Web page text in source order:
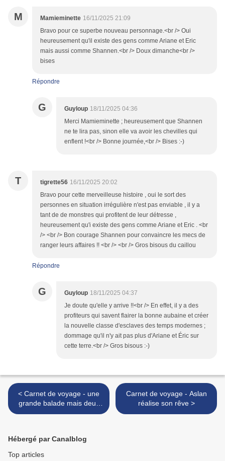
M Mamieminette 16/11/2025 21:09
Bravo pour ce superbe nouveau personnage.<br /> Oui
heureusement qu'il existe des gens comme Ariane et Eric
mais aussi comme Shannen.<br /> Doux dimanche<br />
bises
Répondre
G Guyloup 18/11/2025 04:36
Merci Mamieminette ; heureusement que Shannen
ne te lira pas, sinon elle va avoir les chevilles qui
enflent !<br /> Bonne journée,<br /> Bises :-)
T tigrette56 16/11/2025 20:02
Bravo pour cette merveilleuse histoire , oui le sort des
personnes en situation irrégulière n'est pas enviable , il y a
tant de de monstres qui profitent de leur détresse ,
heureusement qu'i existe des gens comme Ariane et Eric . <br
/> <br /> Bon courage Shannen pour convaincre les mecs de
ranger leurs affaires !! <br /> <br /> Gros bisous du caillou
Répondre
G Guyloup 18/11/2025 04:37
Je doute qu'elle y arrive !!<br /> En effet, il y a des
profiteurs qui savent flairer la bonne aubaine et créer
la nouvelle classe d'esclaves des temps modernes ;
dommage qu'il n'y ait pas plus d'Ariane et Éric sur
cette terre.<br /> Gros bisous :-)
< Carnet de voyage - une
grande balade mais deux
photos seulement + modem
Carnet de voyage - Aslan
réalise son rêve >
Hébergé par Canalblog
Top articles